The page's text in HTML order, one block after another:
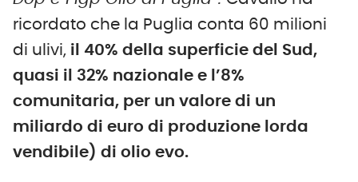
ricordato che la Puglia conta 60 milioni
di ulivi, il 40% della superficie del Sud,
quasi il 32% nazionale e l’8%
comunitaria, per un valore di un
miliardo di euro di produzione lorda
vendibile) di olio evo.